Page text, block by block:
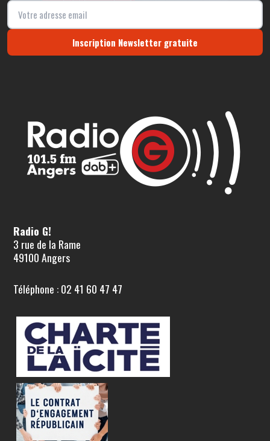
Inscription Newsletter gratuite
Radio G!
3 rue de la Rame
49100 Angers
Téléphone : 02 41 60 47 47